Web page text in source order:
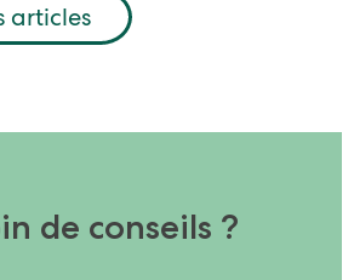
articles
de conseils ?